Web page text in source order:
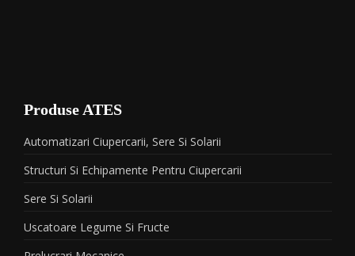
Produse ATES
Automatizari Ciupercarii, Sere Si Solarii
Structuri Si Echipamente Pentru Ciupercarii
Sere Si Solarii
Uscatoare Legume Si Fructe